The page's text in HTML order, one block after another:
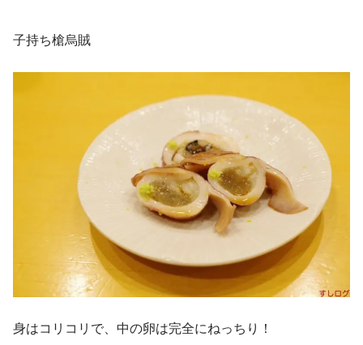
子持ち槍烏賊
身はコリコリで、中の卵は完全にねっちり！